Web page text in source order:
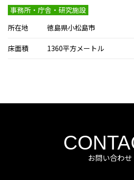
事務所・庁舎・研究施設
所在地
徳島県小松島市
床面積 1360平方メートル
お問い合わせ